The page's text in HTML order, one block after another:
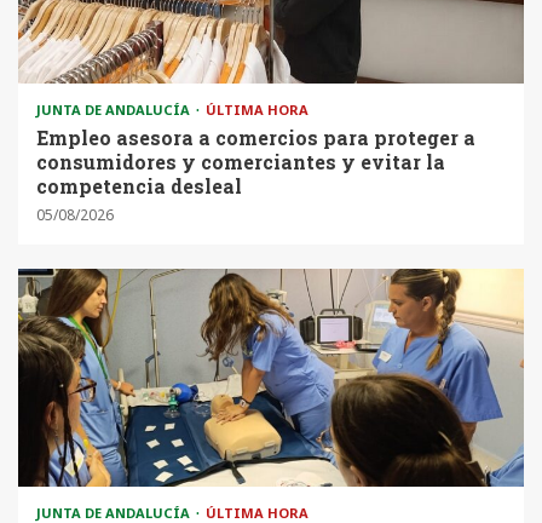
JUNTA DE ANDALUCÍA ÚLTIMA HORA
Empleo asesora a comercios para proteger a
consumidores y comerciantes y evitar la
competencia desleal
05/08/2026
JUNTA DE ANDALUCÍA ÚLTIMA HORA